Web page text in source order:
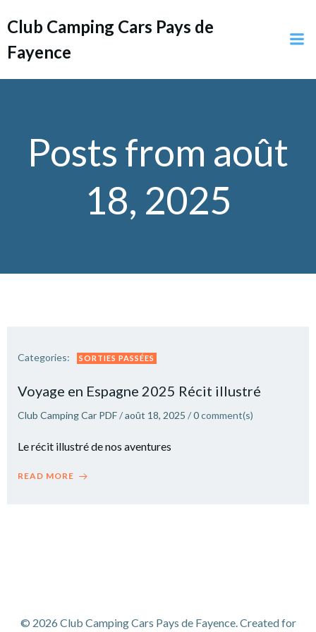
au
Club Camping Cars Pays de
Fayence
Posts from août
18, 2025
Categories: SORTIES PASSÉES
Voyage en Espagne 2025 Récit illustré
Club Camping Car PDF/août 18, 2025 /0comment(s)
Le récit illustré de nos aventures
READ MORE
© 2026 Club Camping Cars Pays de Fayence. Created for